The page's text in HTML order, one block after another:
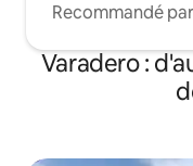
Recommandé
Varadero :